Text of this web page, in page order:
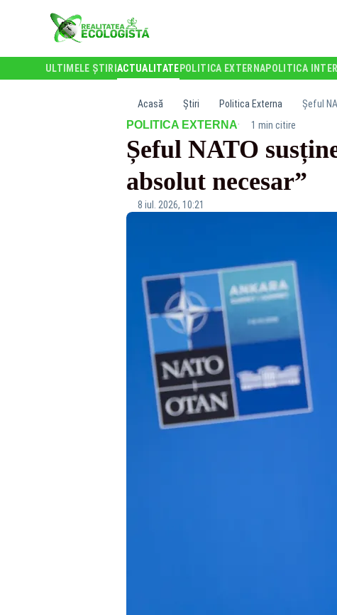
ULTIMELE ȘTIRI ACTUALITATE POLITICA EXTERNAPOLITICA
Acasă Știri Politica Externa Șeful
POLITICA EXTERNA· 1 min citire
Șeful NATO
absolut necesar”
8 iul. 2026, 10:21